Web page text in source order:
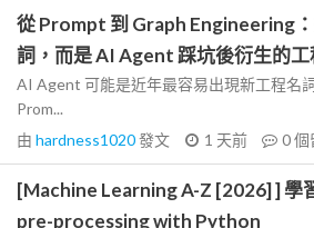
從 Prompt 到 Graph Engineering
詞，而是 AI Agent 踩坑後衍生的工
AI Agent 可能是近年最容易出現新工程名
Prom...
由 hardness1020發文 1 天前 0個
[Machine Learning A-Z [2026] ] 學
pre-processing with Python